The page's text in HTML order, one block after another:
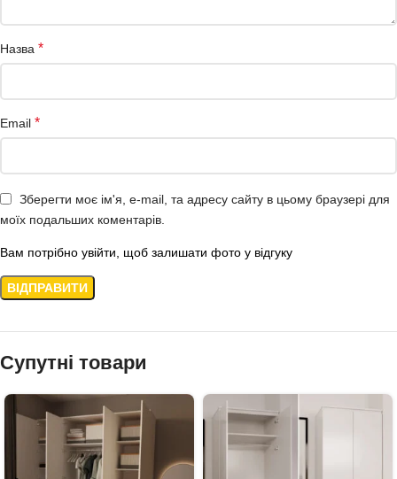
Назва *
Email *
Зберегти моє ім'я, e-mail, та адресу сайту в цьому браузері для
моїх подальших коментарів.
Вам потрібно увійти, щоб залишати фото у відгуку
Супутні товари